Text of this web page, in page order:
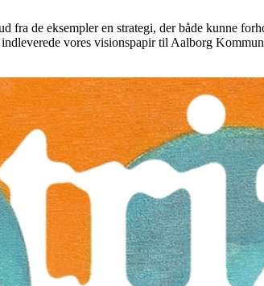
de eksempler en strategi, der både kunne
vores visionspapir til Aalborg